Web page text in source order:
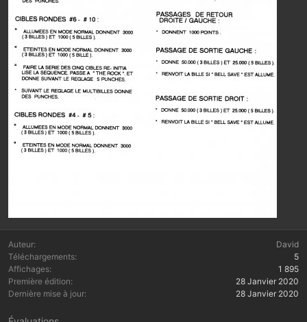
Auteur
David
Téléchargements
5
Affichages
1 895
Première édition
28 Janvier 2020
Dernière mise à jour
28 Janvier 2020